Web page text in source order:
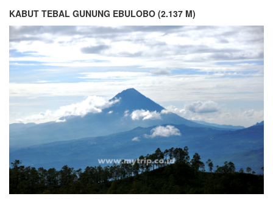
KABUT TEBAL GUNUNG EBULOBO (2.137 M)